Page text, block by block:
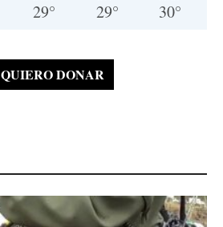
29° 29° 30°
QUIERO DONAR